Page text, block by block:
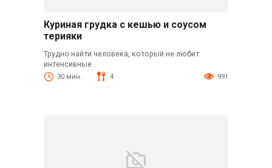
Куриная грудка с кешью и соусом
терияки
Трудно найти человека, который не любит
интенсивные
30 мин. 4 991